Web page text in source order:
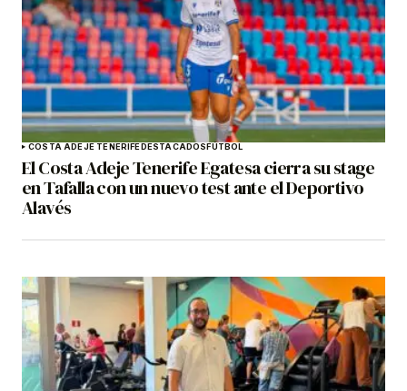
COSTA ADEJE TENERIFEDESTACADOSFÚTBOL
El Costa Adeje Tenerife Egatesa cierra su stage
en Tafalla con un nuevo test ante el Deportivo
Alavés